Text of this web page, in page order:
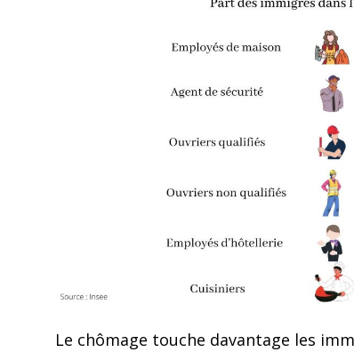
Le chômage touche davantage les